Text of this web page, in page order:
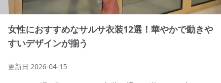
女性におすすめなサルサ衣装12選！華やかで動きや
すいデザインが揃う
更新日 2026-04-15